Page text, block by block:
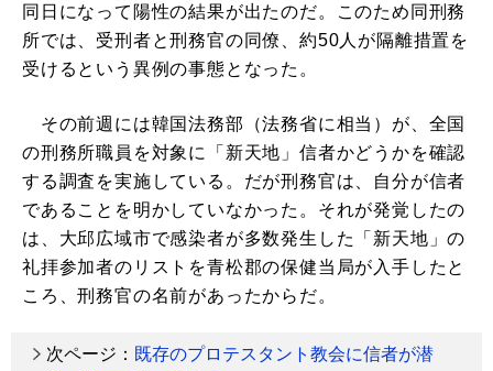
同日になって陽性の結果が出たのだ。このため同刑務
所では、受刑者と刑務官の同僚、約50人が隔離措置を
受けるという異例の事態となった。
その前週には韓国法務部（法務省に相当）が、全国
の刑務所職員を対象に「新天地」信者かどうかを確認
する調査を実施している。だが刑務官は、自分が信者
であることを明かしていなかった。それが発覚したの
は、大邱広域市で感染者が多数発生した「新天地」の
礼拝参加者のリストを青松郡の保健当局が入手したと
ころ、刑務官の名前があったからだ。
次ページ： 既存のプロテスタント教会に信者が潜